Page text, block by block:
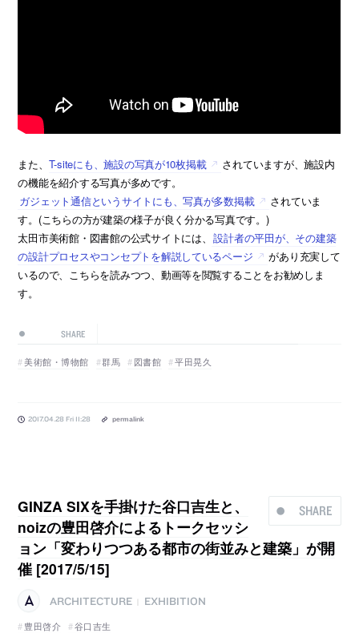
また、 T-siteにも、施設の写真が10枚掲載
されていますが、施設内
の機能を紹介する写真が多めです。
ガジェット通信というサイトにも、写真が多数掲載
されていま
す。(こちらの方が建築の様子が良く分かる写真です。)
太田市美術館・図書館の公式サイトには、
設計者の平田が、その建築
の設計プロセスやコンセプトを解説しているページ
があり充実して
いるので、こちらを読みつつ、動画等を閲覧することをお勧めしま
す。
SHARE
美術館・博物館 群馬 図書館 平田晃久
2017.04.28 Fri 11:28 permalink
SHARE
GINZA SIXを手掛けた谷口吉生と、
noizの豊田啓介によるトークセッシ
ョン「変わりつつある都市の街並みと建築」が開
催 [2017/5/15]
ARCHITECTURE
EXHIBITION
豊田啓介
谷口吉生